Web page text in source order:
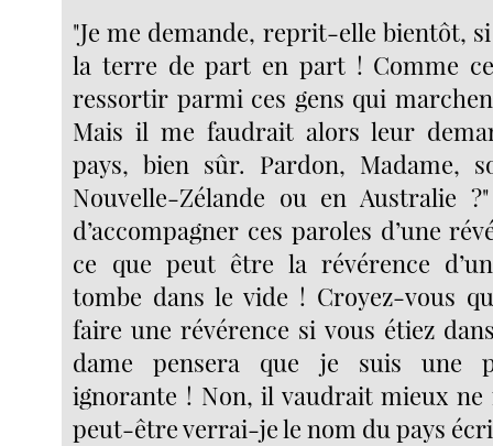
"Je me demande, reprit-elle bientôt,
la terre de part en part ! Comme
ressortir parmi ces gens qui
Mais il me faudrait alors leur
pays, bien sûr. Pardon, Madame,
Nouvelle-Zélande ou en Australie
d’accompagner ces paroles d’une
ce que peut être la révérence
tombe dans le vide ! Croyez-vous
faire une révérence si vous étiez
dame pensera que je suis une
ignorante ! Non, il vaudrait mieux
peut-être verrai-je le nom du pays